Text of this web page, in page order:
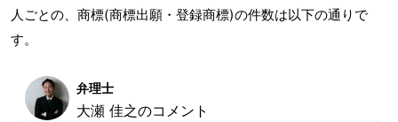
人ごとの、商標(商標出願・登録商標)の件数は以下の通りで
す。
弁理士
大瀬 佳之のコメント